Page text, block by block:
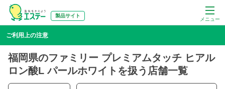
メニュー
製品サイト
ご利用上の注意
福岡県のファミリー プレミアムタッチ ヒアル
ロン酸L パールホワイトを扱う店舗一覧